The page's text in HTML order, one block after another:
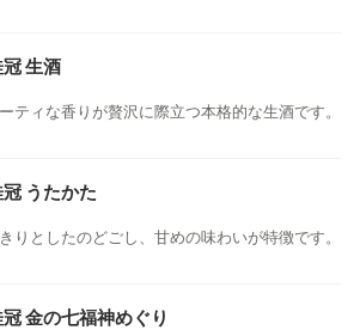
冠 生酒
ティな香りが贅沢に際立つ本格的な生酒です。
冠 うたかた
りとしたのどごし、甘めの味わいが特徴です。
冠 金の七福神めぐり